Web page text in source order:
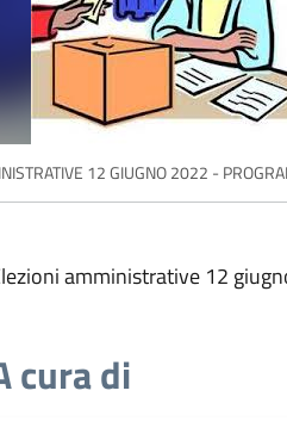
12 GIUGNO 2022 -
amministrative 12
cura di